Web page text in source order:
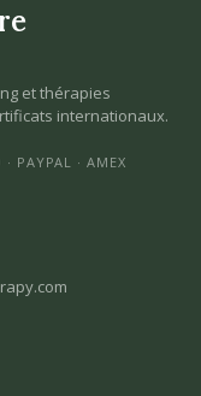
et thérapies
internationaux.
· PAYPAL · AMEX